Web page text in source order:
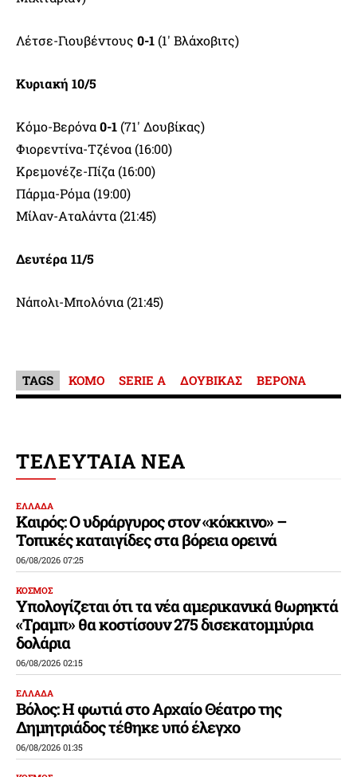
Λέτσε-Γιουβέντους 0-1(1′ Βλάχοβιτς)
Κυριακή 10/5
Kόμο-Βερόνα0-1(71′ Δουβίκας)
Φιορεντίνα-Τζένοα (16:00)
Kρεμονέζε-Πίζα (16:00)
Πάρμα-Ρόμα (19:00)
Μίλαν-Αταλάντα (21:45)
Δευτέρα 11/5
Nάπολι-Μπολόνια (21:45)
TAGS ΚΟΜΟ SERIE A ΔΟΥΒΙΚΑΣ ΒΕΡΟΝΑ
ΤΕΛΕΥΤΑΙΑ ΝΕΑ
ΕΛΛΑΔΑ
Καιρός: Ο υδράργυρος στον «κόκκινο» –
Τοπικές καταιγίδες στα βόρεια ορεινά
06/08/2026 07:25
ΚΟΣΜΟΣ
Υπολογίζεται ότι τα νέα αμερικανικά θωρηκτά
«Τραμπ» θα κοστίσουν 275 δισεκατομμύρια
δολάρια
06/08/2026 02:15
ΕΛΛΑΔΑ
Βόλος: Η φωτιά στο Αρχαίο Θέατρο της
Δημητριάδος τέθηκε υπό έλεγχο
06/08/2026 01:35